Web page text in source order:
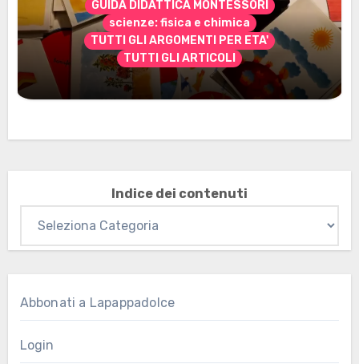
GUIDA DIDATTICA MONTESSORI
scienze: fisica e chimica
TUTTI GLI ARGOMENTI PER ETA'
TUTTI GLI ARTICOLI
Marzo 2026: nuovi materiali stampabili
per gli abbonati
Indice dei contenuti
Abbonati a Lapappadolce
Login